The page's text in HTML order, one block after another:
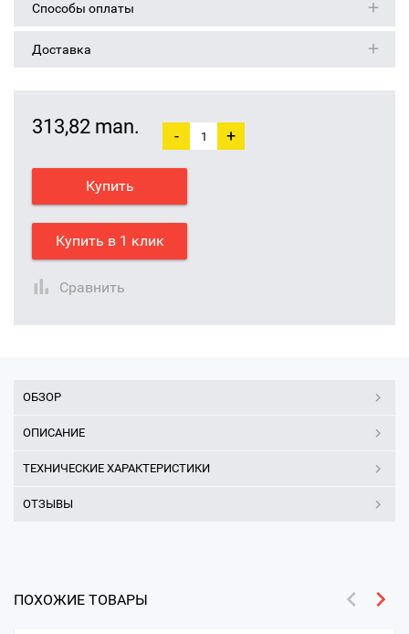
Способы оплаты
Доставка
313,82 man. - +
Купить
Купить в 1 клик
Сравнить
ОБЗОР
ОПИСАНИЕ
ТЕХНИЧЕСКИЕ ХАРАКТЕРИСТИКИ
ОТЗЫВЫ
ПОХОЖИЕ ТОВАРЫ